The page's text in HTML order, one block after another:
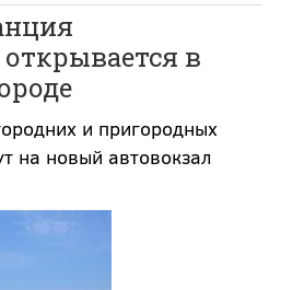
в
и пригородных
на новый автовокзал